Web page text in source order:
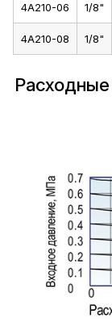
4A210-06 1/8"
4A210-08 1/8"